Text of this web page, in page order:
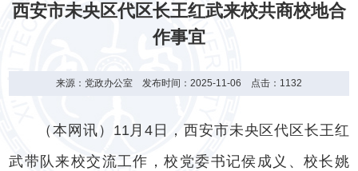
西安市未央区代区长王红武来校共商校地合
作事宜
来源：党政办公室 发布时间：2025-11-06 点击： 1132
（本网讯）11月4日，西安市未央区代区长王红
武带队来校交流工作，校党委书记侯成义、校长姚